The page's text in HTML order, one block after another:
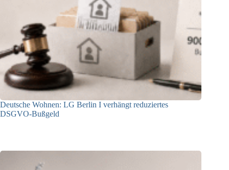
Deutsche Wohnen: LG Berlin I verhängt reduziertes
DSGVO-Bußgeld